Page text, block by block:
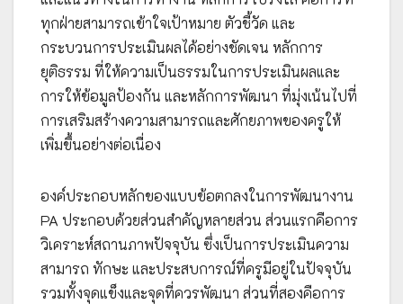
ทุกฝ่ายสามารถเข้าใจเป้าหมาย ตัวชี้วัด และ
กระบวนการประเมินผลได้อย่างชัดเจน หลักการ
ยุติธรรม ที่ให้ความเป็นธรรมในการประเมินผลและ
การให้ข้อมูลป้องกัน และหลักการพัฒนา ที่มุ่งเน้นไปที่
การเสริมสร้างความสามารถและศักยภาพของครูให้
เพิ่มขึ้นอย่างต่อเนื่อง
องค์ประกอบหลักของแบบข้อตกลงในการพัฒนางาน
PA ประกอบด้วยส่วนสำคัญหลายส่วน ส่วนแรกคือการ
วิเคราะห์สถานภาพปัจจุบัน ซึ่งเป็นการประเมินความ
สามารถ ทักษะ และประสบการณ์ที่ครูมีอยู่ในปัจจุบัน
รวมทั้งจุดแข็งและจุดที่ควรพัฒนา ส่วนที่สองคือการ